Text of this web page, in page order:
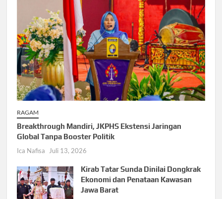
RAGAM
Breakthrough Mandiri, JKPHS Ekstensi Jaringan
Global Tanpa Booster Politik
Ica Nafisa Juli 13, 2026
Kirab Tatar Sunda Dinilai Dongkrak
Ekonomi dan Penataan Kawasan
Jawa Barat